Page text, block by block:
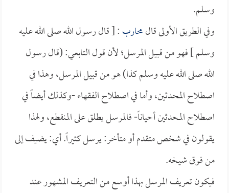
وسلم.
وفي الطريق الأولى قالمحارب: [ قال رسول الله صلى الله عليه
وسلم ] فهو من قبيل المرسل؛ لأن قول التابعي: (قال رسول
الله صلى الله عليه وسلم كذا) هو من قبيل المرسل، وهذا في
اصطلاح المحدثين، وأما في اصطلاح الفقهاء -وكذلك أيضاً في
اصطلاح المحدثين أحياناً- فالمرسل يطلق على المنقطع، ولهذا
يقولون في شخص متقدم أو متأخر: يرسل كثيراً. أي: يضيف إلى
من فوق شيخه.
فيكون تعريف المرسل بهذا أوسع من التعريف المشهور عند